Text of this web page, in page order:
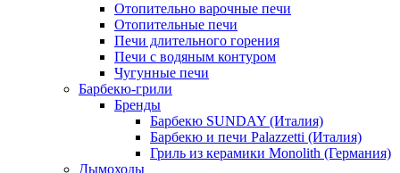
Отопительно варочные печи
Отопительные печи
Печи длительного горения
Печи с водяным контуром
Чугунные печи
Барбекю-грили
Бренды
Барбекю SUNDAY (Италия)
Барбекю и печи Palazzetti (Италия)
Гриль из керамики Monolith (Германия)
Дымоходы